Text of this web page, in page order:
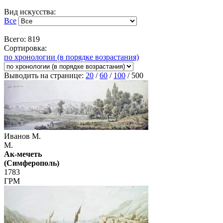
Вид искусства:
Все
Всего: 819
Сортировка:
по хронологии (в порядке возрастания)
Выводить на странице: 20 /60 / 100 / 500
Иванов М.
М.
Ак-мечеть
(Симферополь)
1783
ГРМ